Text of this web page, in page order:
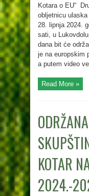
Kotara o EU“
obljetnicu
28. lipnja 2024.
sati, u
dana bit će
je na europskim
a putem video
Read More »
KOTAR
2024.-